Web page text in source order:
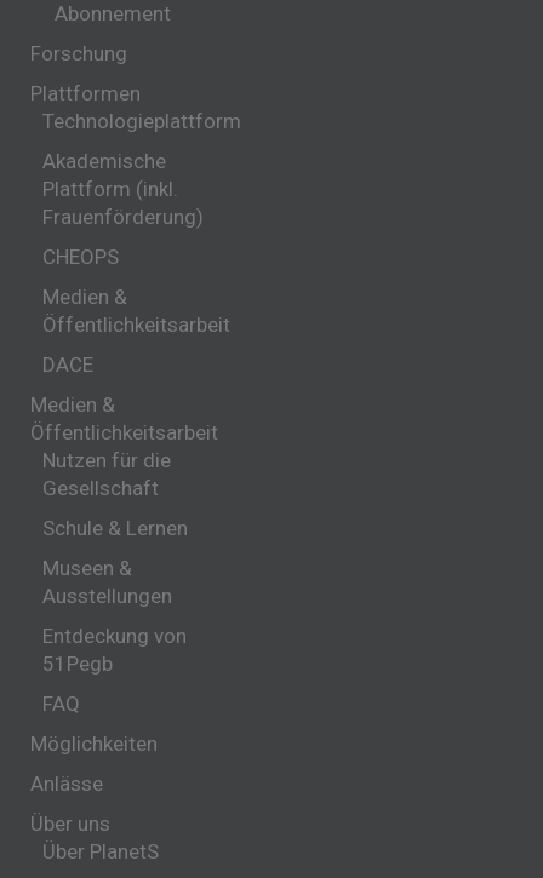
Abonnement
Forschung
Plattformen
Technologieplattform
Akademische
Plattform (inkl.
Frauenförderung)
CHEOPS
Medien &
Öffentlichkeitsarbeit
DACE
Medien &
Öffentlichkeitsarbeit
Nutzen für die
Gesellschaft
Schule & Lernen
Museen &
Ausstellungen
Entdeckung von
51Pegb
FAQ
Möglichkeiten
Anlässe
Über uns
Über PlanetS